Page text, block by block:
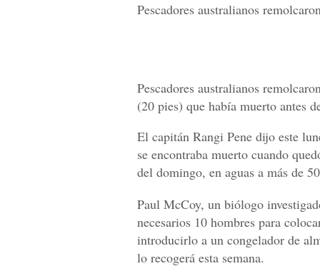
Pescadores australianos
Pescadores australianos
(20 pies) que había muerto antes
El capitán Rangi Pene dijo este
se encontraba muerto cuando
del domingo, en aguas a más de
Paul McCoy, un biólogo
necesarios 10 hombres para
introducirlo a un congelador de
lo recogerá esta semana.